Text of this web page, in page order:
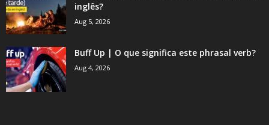
inglês?
Aug 5, 2026
Buff Up | O que significa este phrasal verb?
Aug 4, 2026